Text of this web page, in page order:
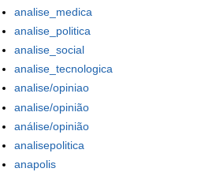
analise_medica
analise_politica
analise_social
analise_tecnologica
analise/opiniao
analise/opinião
análise/opinião
analisepolitica
anapolis